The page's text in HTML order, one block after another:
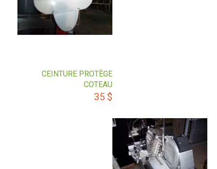
CEINTURE PROTÈGE
COTEAU
35 $